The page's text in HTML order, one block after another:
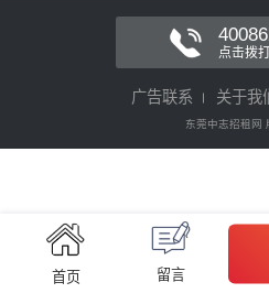
首页 留言
点击拨
广告联系 关于我
东莞中志招租网